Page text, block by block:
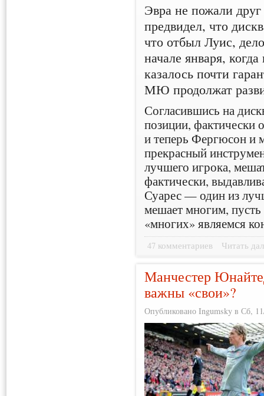
Эвра не пожали
предвидел, что
что отбыл Луис,
начале января,
казалось почти
МЮ продолжат
Согласившись на
позиции, фактически
и теперь Фергюсон и
прекрасный
лучшего игрока,
фактически,
Суарес — один из
мешает многим,
«многих» являемся
47 комментариев Читать
Манчестер
важны «свои»?
Опубликовано Ingumsky в Сб,